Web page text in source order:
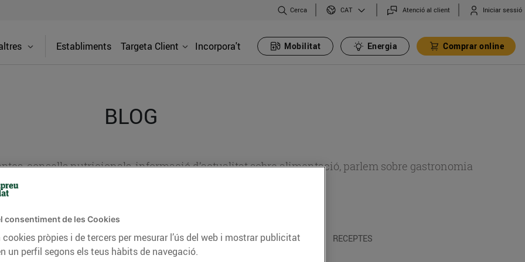
Cerca CAT Atenció al client Iniciar sessió
Establiments Targeta Client Incorpora't Mobilitat Energia Comprar online
BLOG
consells nutricionals, informació d’actualitat sobre alimentació, parlem sobre gastronomia
CONSELLS I HÀBITS SALUDABLES ENERGIA GASTRONOMIA I TRADICIONS RECEPTES
consentiment de les Cookies
pròpies i de tercers per mesurar l’ús del web i mostrar publicitat
un perfil segons els teus hàbits de navegació.